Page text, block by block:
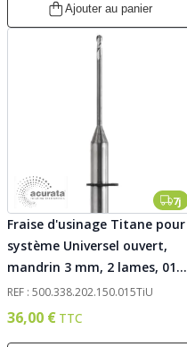
Ajouter au panier
7j
Fraise d'usinage Titane pour
système Universel ouvert,
mandrin 3 mm, 2 lames, 015.
Acurata
REF : 500.338.202.150.015TiU
36,00 €